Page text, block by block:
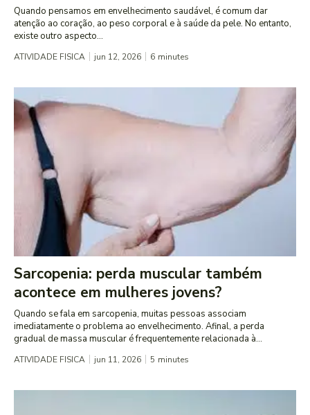
Quando pensamos em envelhecimento saudável, é comum dar
atenção ao coração, ao peso corporal e à saúde da pele. No entanto,
existe outro aspecto...
ATIVIDADE FISICA jun 12, 2026 6 minutes
Sarcopenia: perda muscular também
acontece em mulheres jovens?
Quando se fala em sarcopenia, muitas pessoas associam
imediatamente o problema ao envelhecimento. Afinal, a perda
gradual de massa muscular é frequentemente relacionada à...
ATIVIDADE FISICA jun 11, 2026 5 minutes